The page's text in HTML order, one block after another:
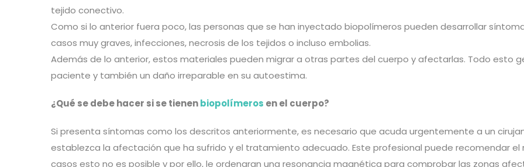
tejido conectivo.
Como si lo anterior fuera poco, las personas que se han inyectado biopolímeros pueden desarrollar
casos muy graves, infecciones, necrosis de los tejidos o incluso embolias.
Además de lo anterior, estos materiales pueden migrar a otras partes del cuerpo y afectarlas. Todo esto
paciente y también un daño irreparable en su autoestima.
¿Qué se debe hacer si se tienenbiopolímeros en el cuerpo?
Si presenta síntomas como los descritos anteriormente, es necesario que acuda urgentemente a un
establezca la afectación que ha sufrido y el tratamiento adecuado. Este profesional puede recomendar el
casos esto no es posible y por ello, le ordenaran una resonancia magnética para comprobar las zonas